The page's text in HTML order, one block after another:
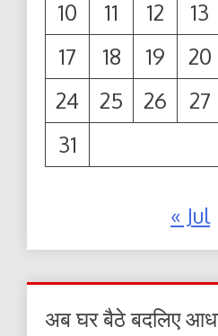
10
11 12 13
17
18 19 20
24
25 26 27
31
« Jul
अब घर बैठे बदलिए